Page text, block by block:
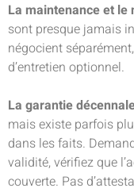
La maintenance et le
sont presque jamais
négocient
d’entretien optionnel.
La garantie
mais existe parfois
dans les faits.
validité, vérifiez que
couverte. Pas